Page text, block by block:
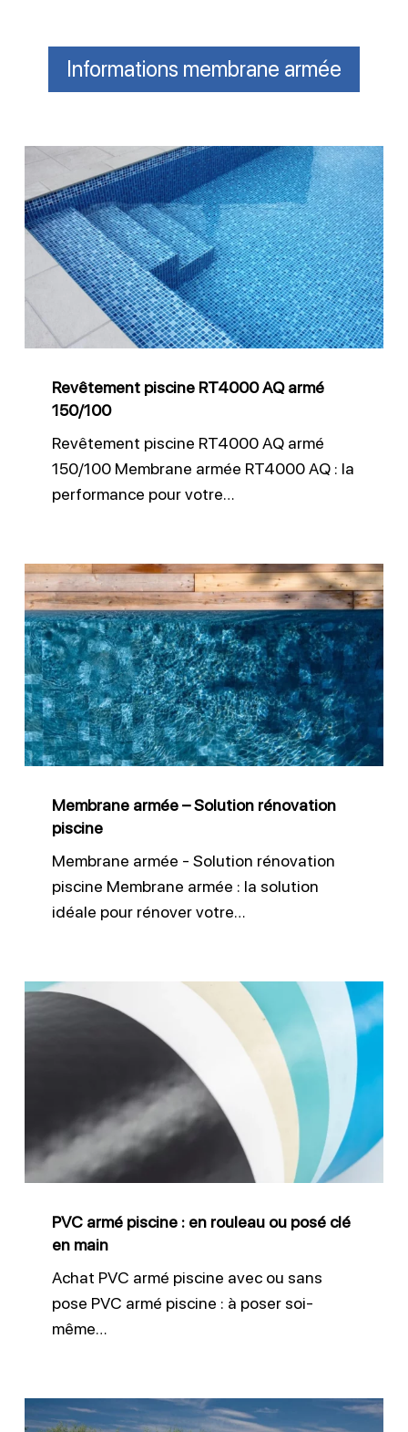
Informations membrane armée
Revêtement
piscine
RT4000
AQ
armé
150/100
Revêtement piscine RT4000 AQ armé
150/100
Revêtement piscine RT4000 AQ armé
150/100 Membrane armée RT4000 AQ : la
performance pour votre…
Membrane
armée
–
Solution
rénovation
piscine
Membrane armée – Solution rénovation
piscine
Membrane armée - Solution rénovation
piscine Membrane armée : la solution
idéale pour rénover votre…
PVC
armé
rouleau
ou
main
PVC armé piscine : en rouleau ou posé clé
en main
Achat PVC armé piscine avec ou sans
pose PVC armé piscine : à poser soi-
même…
Changer